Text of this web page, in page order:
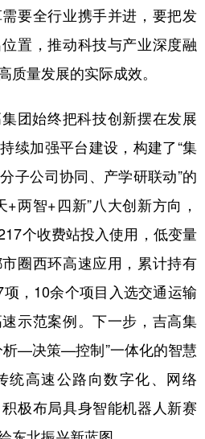
要全行业携手并进，要把发
置，推动科技与产业深度融
质量发展的实际成效。
始终把科技创新摆在发展
续加强平台建设，构建了“集
子公司协同、产学研联动”的
两智+四新”八大创新方向，
个收费站投入使用，低变量
圈西环高速应用，累计持有
，10余个项目入选交通运输
示范案例。下一步，吉高集
—决策—控制”一体化的智慧
统高速公路向数字化、网络
极布局具身智能机器人新赛